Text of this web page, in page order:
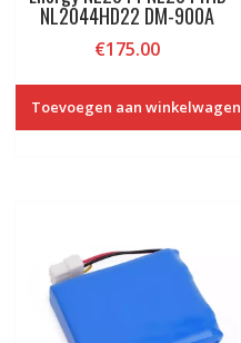
NL2044HD22 DM-900A
€175.00
Toevoegen aan winkelwagen